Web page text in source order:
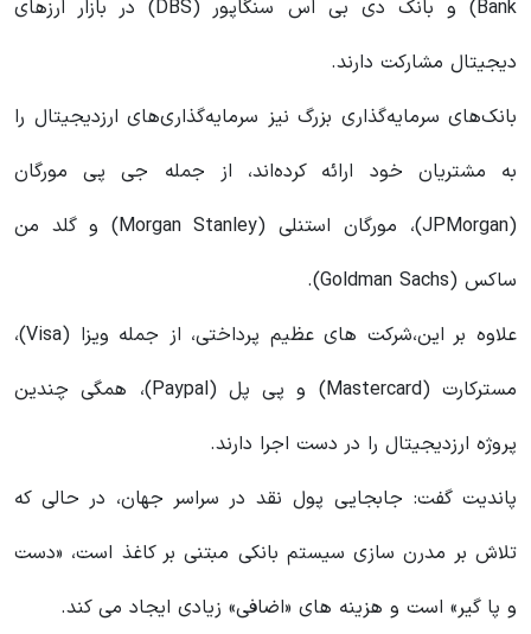
Bank) و بانک دی بی اس سنگاپور (DBS) در بازار ارزهای
دیجیتال مشارکت دارند.
بانک‌های سرمایه‌گذاری بزرگ نیز سرمایه‌گذاری‌های ارزدیجیتال را
به مشتریان خود ارائه کرده‌اند، از جمله جی پی مورگان
(JPMorgan)، مورگان استنلی (Morgan Stanley) و گلد من
ساکس (Goldman Sachs).
علاوه بر این،شرکت های عظیم پرداختی، از جمله ویزا (Visa)،
مسترکارت (Mastercard) و پی پل (Paypal)، همگی چندین
پروژه ارزدیجیتال را در دست اجرا دارند.
پاندیت گفت: جابجایی پول نقد در سراسر جهان، در حالی که
تلاش بر مدرن سازی سیستم بانکی مبتنی بر کاغذ است، «دست
و پا گیر» است و هزینه های «اضافی» زیادی ایجاد می کند.